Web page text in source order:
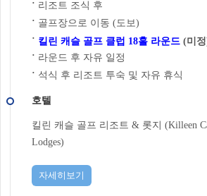
˙ 리조트 조식 후
˙ 골프장으로 이동 (도보)
˙ 킬린 캐슬 골프 클럽 18홀 라운드 (미
˙ 라운드 후 자유 일정
˙ 석식 후 리조트 투숙 및 자유 휴식
호텔
킬린 캐슬 골프 리조트 & 롯지 (Killeen
Lodges)
자세히보기